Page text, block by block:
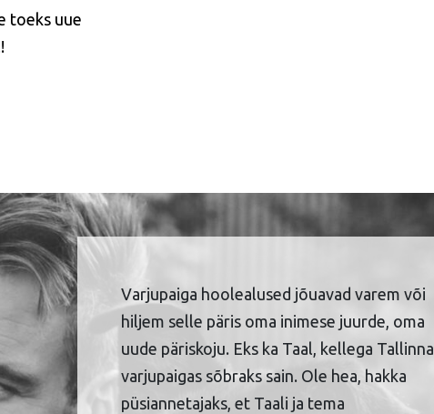
toeks uue
Varjupaiga hoolealused jõuavad varem või
hiljem selle päris oma inimese juurde, oma
uude päriskoju. Eks ka Taal, kellega Tallinna
varjupaigas sõbraks sain. Ole hea, hakka
püsiannetajaks, et Taali ja tema